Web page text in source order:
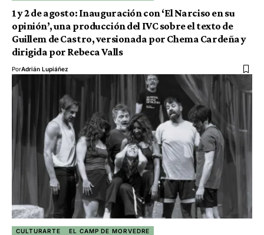
1 y 2 de agosto: Inauguración con ‘El Narciso en su
opinión’, una producción del IVC sobre el texto de
Guillem de Castro, versionada por Chema Cardeña y
dirigida por Rebeca Valls
PorAdrián Lupiáñez
CULTURARTE EL CAMP DE MORVEDRE